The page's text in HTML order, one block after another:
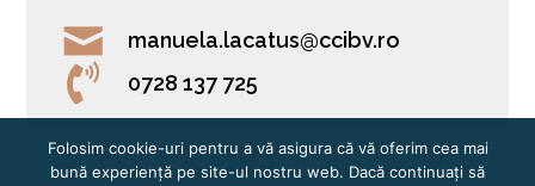
manuela.lacatus@ccibv.ro
0728 137 725
Folosim cookie-uri pentru a vă asigura că vă oferim cea mai
bună experiență pe site-ul nostru web. Dacă continuați să